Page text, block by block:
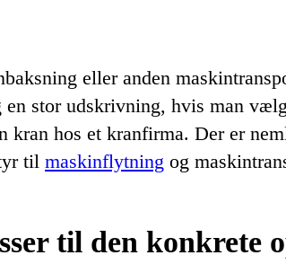
til
at
leje
en
et
eller anden
stor udskrivning, hvis man
kran hos et kranfirma. Der er
til maskinflytning og
til den konkrete